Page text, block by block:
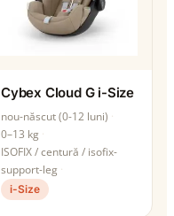
Cybex Cloud G i-Size
nou-născut (0-12 luni)
0–13 kg
ISOFIX / centură / isofix-
support-leg
i-Size